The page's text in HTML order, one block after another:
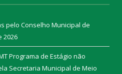
pelo Conselho Municipal de
2026
Programa de Estágio não
Secretaria Municipal de Meio